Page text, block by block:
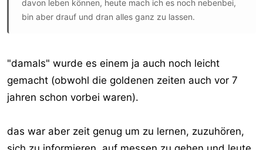
davon leben können, heute mach ich es noch nebenbei,
bin aber drauf und dran alles ganz zu lassen.
"damals" wurde es einem ja auch noch leicht
gemacht (obwohl die goldenen zeiten auch vor 7
jahren schon vorbei waren).
das war aber zeit genug um zu lernen, zuzuhören,